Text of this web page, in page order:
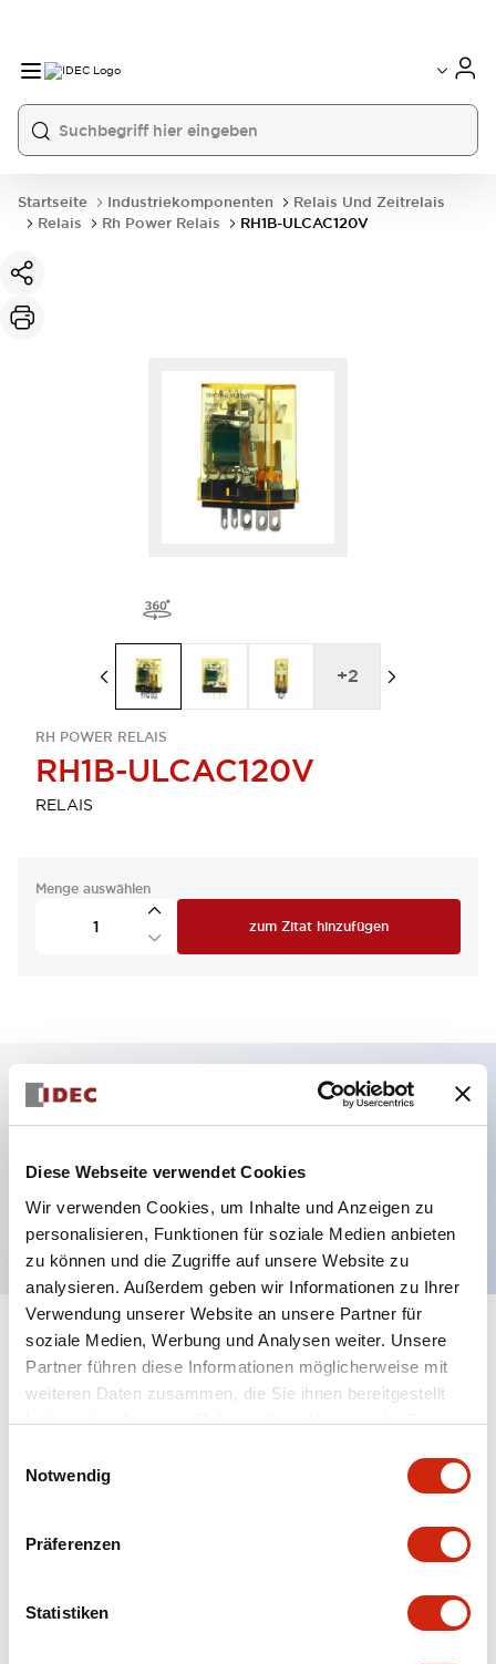
Diese Webseite verwendet Cookies
Wir verwenden Cookies, um Inhalte und Anzeigen zu
personalisieren, Funktionen für soziale Medien anbieten
zu können und die Zugriffe auf unsere Website zu
analysieren. Außerdem geben wir Informationen zu Ihrer
Verwendung unserer Website an unsere Partner für
soziale Medien, Werbung und Analysen weiter. Unsere
Partner führen diese Informationen möglicherweise mit
weiteren Daten zusammen, die Sie ihnen bereitgestellt
haben oder die sie im Rahmen Ihrer Nutzung der Dienste
Notwendig
Präferenzen
Statistiken
Startseite Industriekomponenten
Relais Und Zeitrelais
Relais
Rh Power Relais RH1B-ULCAC120V
RH POWER RELAIS
RH1B-ULCAC120V
RELAIS
+2
Menge auswählen
zum Zitat hinzufügen
Hauptmerkmale
SPDT-Kontakt 120VAC LED-Anzeige und Prüftaste
10A Kontakt
Spezifikationen Alle erweitern
Electrical Specifications (coil rating)